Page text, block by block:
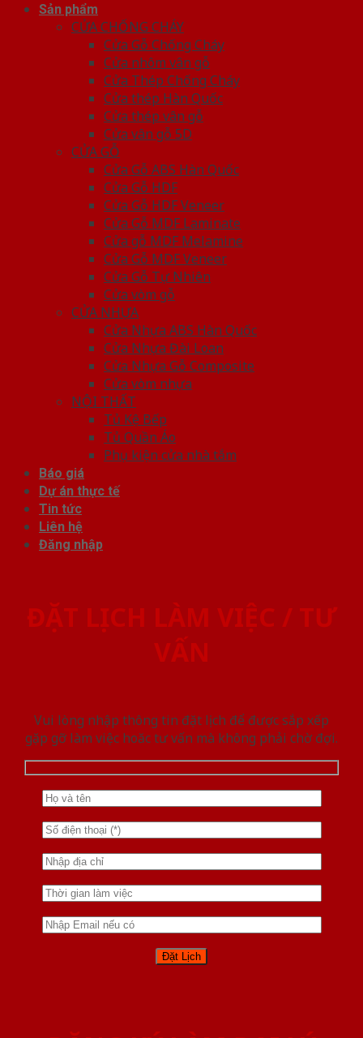
Sản phẩm
CỬA CHỐNG CHÁY
Cửa Gỗ Chống Cháy
Cửa nhôm vân gỗ
Cửa Thép Chống Cháy
Cửa thép Hàn Quốc
Cửa thép vân gỗ
Cửa vân gỗ 5D
CỬA GỖ
Cửa Gỗ ABS Hàn Quốc
Cửa Gỗ HDF
Cửa Gỗ HDF Veneer
Cửa Gỗ MDF Laminate
Cửa gỗ MDF Melamine
Cửa Gỗ MDF Veneer
Cửa Gỗ Tự Nhiên
Cửa vòm gỗ
CỬA NHỰA
Cửa Nhựa ABS Hàn Quốc
Cửa Nhựa Đài Loan
Cửa Nhựa Gỗ Composite
Cửa vòm nhựa
NỘI THẤT
Tủ Kệ Bếp
Tủ Quần Áo
Phụ kiện cửa nhà tắm
Báo giá
Dự án thực tế
Tin tức
Liên hệ
Đăng nhập
ĐẶT LỊCH LÀM VIỆC / TƯ
VẤN
Vui lòng nhập thông tin đặt lịch để được sắp xếp
gặp gỡ làm việc hoăc tư vấn mà không phải chờ đợi.